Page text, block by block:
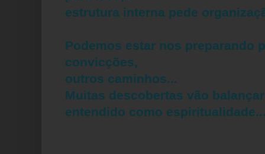
estrutura interna pede
Podemos estar nos preparando
convicções,
outros caminhos...
Muitas descobertas vão
entendido como